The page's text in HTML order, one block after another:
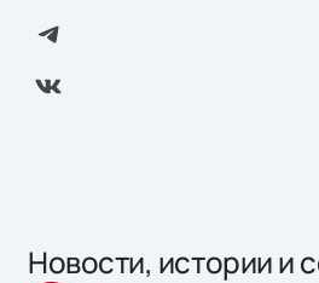
Новости, истории и